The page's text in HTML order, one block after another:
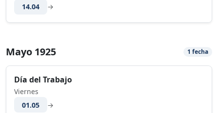
14.04
→
Mayo 1925 1 fecha
Día del Trabajo
Viernes
01.05
→